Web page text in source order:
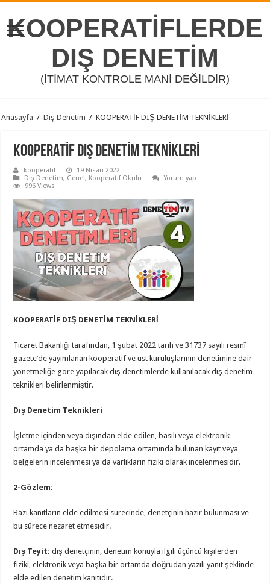
KOOPERATİFLERDE
DIŞ DENETİM
(İTİMAT KONTROLE MANİ DEĞİLDİR)
Anasayfa / Dış Denetim / KOOPERATİF DIŞ DENETİM TEKNİKLERİ
KOOPERATİF DIŞ DENETİM TEKNİKLERİ
kooperatif
19 Nisan 2022
Dış Denetim, Genel, Kooperatif Okulu
Yorum yap
996 Views
KOOPERATİF DIŞ DENETİM TEKNİKLERİ
Ticaret Bakanlığı tarafından, 1 şubat 2022 tarih ve 31737 sayılı resmî
gazete’de yayımlanan kooperatif ve üst kuruluşlarının denetimine dair
yönetmeliğe göre yapılacak dış denetimlerde kullanılacak dış denetim
teknikleri belirlenmiştir.
Dış Denetim Teknikleri
İşletme içinden veya dışından elde edilen, basılı veya elektronik
ortamda ya da başka bir depolama ortamında bulunan kayıt veya
belgelerin incelenmesi ya da varlıkların fiziki olarak incelenmesidir.
2-Gözlem:
Bazı kanıtların elde edilmesi sürecinde, denetçinin hazır bulunması ve
bu sürece nezaret etmesidir.
Dış Teyit: dış denetçinin, denetim konuyla ilgili üçüncü kişilerden
fiziki, elektronik veya başka bir ortamda doğrudan yazılı yanıt şeklinde
elde edilen denetim kanıtıdır.